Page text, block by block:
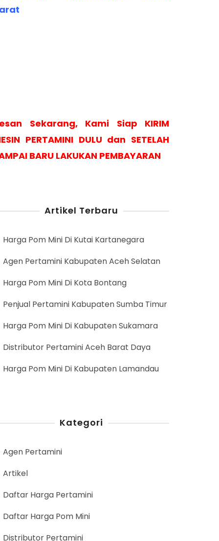
Sekarang, Kami Siap KIRIM
PERTAMINI DULU dan SETELAH
BARU LAKUKAN PEMBAYARAN
Artikel Terbaru
Harga Pom Mini Di Kutai Kartanegara
Agen Pertamini Kabupaten Aceh Selatan
Harga Pom Mini Di Kota Bontang
Penjual Pertamini Kabupaten Sumba Timur
Harga Pom Mini Di Kabupaten Sukamara
Distributor Pertamini Aceh Barat Daya
Harga Pom Mini Di Kabupaten Lamandau
Kategori
Agen Pertamini
Artikel
Daftar Harga Pertamini
Daftar Harga Pom Mini
Distributor Pertamini